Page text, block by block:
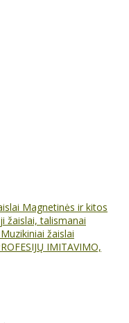
Magnetinės ir kitos
žaislai, talismanai
Muzikiniai žaislai
IMITAVIMO,